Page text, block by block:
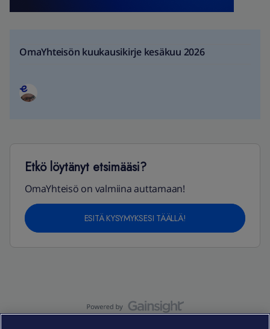
OmaYhteisön kuukausikirje kesäkuu 2026
Etkö löytänyt etsimääsi?
OmaYhteisö on valmiina auttamaan!
ESITÄ KYSYMYKSESI TÄÄLLÄ!